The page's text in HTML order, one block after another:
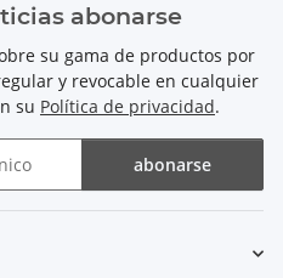
abonarse
su gama de productos por
y revocable en cualquier
su Política de privacidad.
abonarse